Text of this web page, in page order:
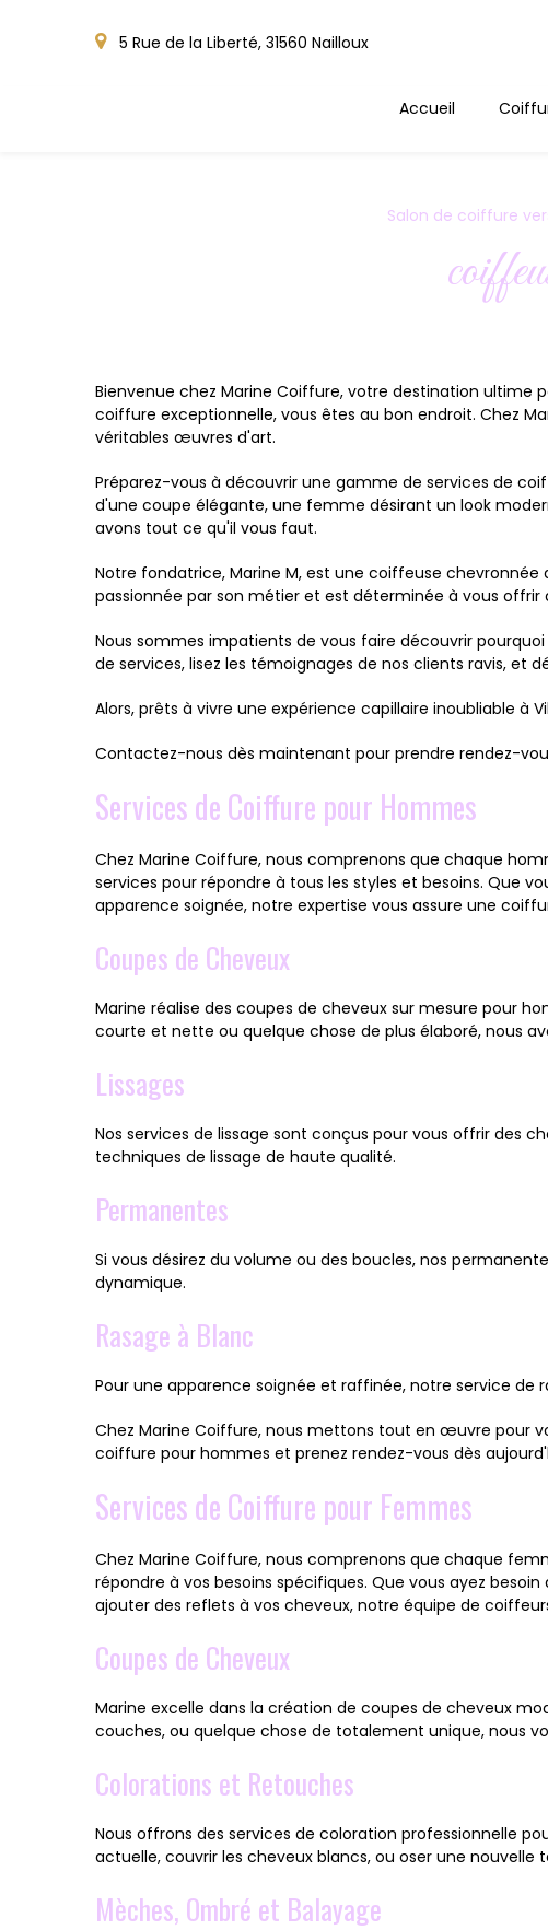
5 Rue de la Liberté, 31560 Nailloux
Accueil
Salon de coiffure
Bienvenue chez Marine Coiffure, votre destination ultime
coiffure exceptionnelle, vous êtes au bon endroit. Chez
véritables œuvres d'art.
Préparez-vous à découvrir une gamme de services de
d'une coupe élégante, une femme désirant un look
avons tout ce qu'il vous faut.
Notre fondatrice, Marine M, est une coiffeuse
passionnée par son métier et est déterminée à vous
Nous sommes impatients de vous faire découvrir
de services, lisez les témoignages de nos clients ravis, et
Alors, prêts à vivre une expérience capillaire inoubliable à
Contactez-nous dès maintenant pour prendre rendez-
Services de Coiffure pour Hommes
Chez Marine Coiffure, nous comprenons que chaque
services pour répondre à tous les styles et besoins. Que
apparence soignée, notre expertise vous assure une
Coupes de Cheveux
Marine réalise des coupes de cheveux sur mesure pour
courte et nette ou quelque chose de plus élaboré, nous
Lissages
Nos services de lissage sont conçus pour vous offrir des
techniques de lissage de haute qualité.
Permanentes
Si vous désirez du volume ou des boucles, nos
dynamique.
Rasage à Blanc
Pour une apparence soignée et raffinée, notre service
Chez Marine Coiffure, nous mettons tout en œuvre pour
coiffure pour hommes et prenez rendez-vous dès
Services de Coiffure pour Femmes
Chez Marine Coiffure, nous comprenons que chaque
répondre à vos besoins spécifiques. Que vous ayez
ajouter des reflets à vos cheveux, notre équipe de
Coupes de Cheveux
Marine excelle dans la création de coupes de cheveux
couches, ou quelque chose de totalement unique, nous
Colorations et Retouches
Nous offrons des services de coloration professionnelle
actuelle, couvrir les cheveux blancs, ou oser une nouvelle
Mèches, Ombré et Balayage